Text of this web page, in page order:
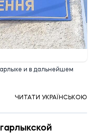
и в дальнейшем
ЧИТАТИ УКРАЇНСЬКОЮ